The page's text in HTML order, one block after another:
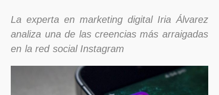
La experta en marketing digital Iria Álvarez
analiza una de las creencias más arraigadas
en la red social Instagram